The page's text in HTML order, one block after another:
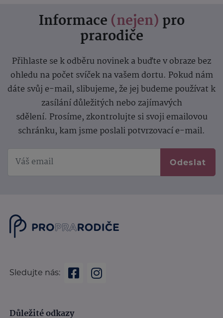
Informace (nejen) pro
prarodiče
Přihlaste se k odběru novinek a buďte v obraze bez
ohledu na počet svíček na vašem dortu. Pokud nám
dáte svůj e-mail, slibujeme, že jej budeme používat k
zasílání důležitých nebo zajímavých
sdělení. Prosíme, zkontrolujte si svoji emailovou
schránku, kam jsme poslali potvrzovací e-mail.
Odeslat
Sledujte nás:
Důležité odkazy